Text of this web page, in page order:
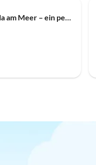
Charmante Villa am Meer – ein perfekter Urlaub